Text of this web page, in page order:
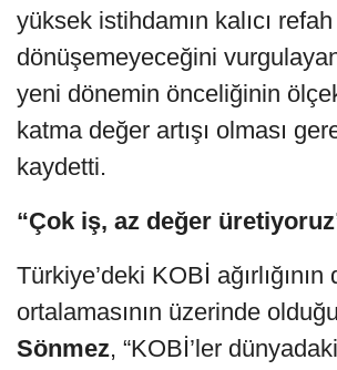
yüksek istihdamın kalıcı refah
dönüşemeyeceğini
yeni dönemin önceliğinin
katma değer artışı olması
kaydetti.
“Çok iş, az değer
Türkiye’deki KOBİ ağırlığının
ortalamasının üzerinde
Sönmez, “KOBİ’ler